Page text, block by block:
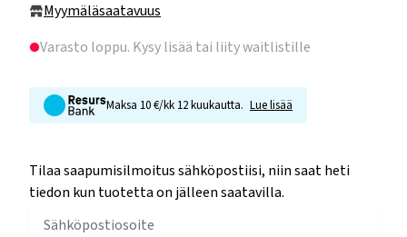
Myymäläsaatavuus
Varasto loppu. Kysy lisää tai liity waitlistille
Maksa 10 €/kk 12 kuukautta. Lue lisää
Tilaa saapumisilmoitus sähköpostiisi, niin saat heti
tiedon kun tuotetta on jälleen saatavilla.